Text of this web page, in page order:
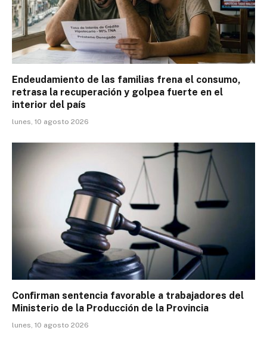
Endeudamiento de las familias frena el consumo,
retrasa la recuperación y golpea fuerte en el
interior del país
lunes, 10 agosto 2026
Conﬁrman sentencia favorable a trabajadores del
Ministerio de la Producción de la Provincia
lunes, 10 agosto 2026